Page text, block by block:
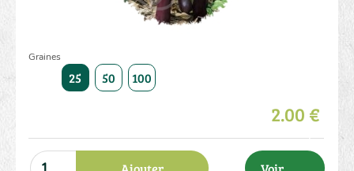
Graines
25 50 100
2.00 €